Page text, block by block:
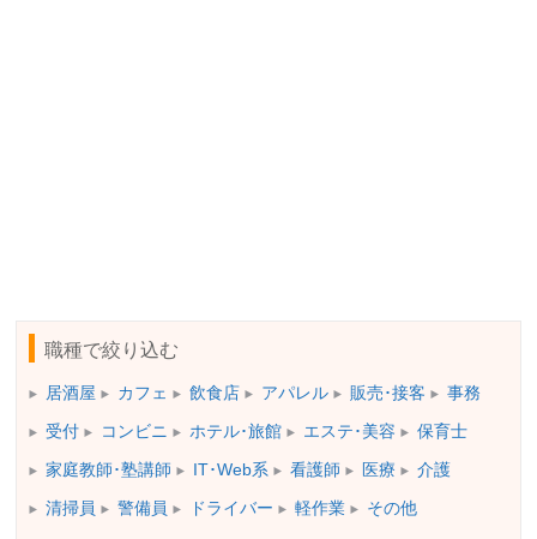
職種で絞り込む
居酒屋 カフェ 飲食店 アパレル 販売･接客 事務
受付 コンビニ ホテル･旅館 エステ･美容 保育士
家庭教師･塾講師 IT･Web系 看護師 医療 介護
清掃員 警備員 ドライバー 軽作業 その他